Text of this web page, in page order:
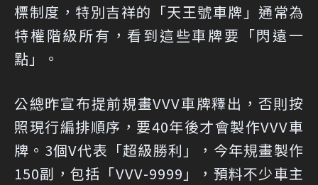
標制度，特別吉祥的「天王號車牌」通常為
特權階級所有，看到這些車牌要「閃遠一
點」。
公總昨宣布提前規畫VVV車牌釋出，否則按
照現行編排順序，要40年後才會製作VVV車
牌。3個V代表「超級勝利」，今年規畫製作
150副，包括「VVV-9999」，預料不少車主